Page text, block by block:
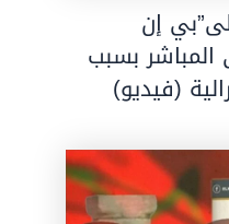
إن
بسبب
(فيديو)